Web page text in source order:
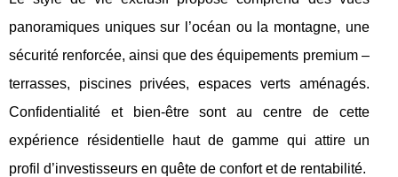
panoramiques uniques sur l’océan ou la montagne, une
sécurité renforcée, ainsi que des équipements premium –
terrasses, piscines privées, espaces verts aménagés.
Confidentialité et bien-être sont au centre de cette
expérience résidentielle haut de gamme qui attire un
profil d’investisseurs en quête de confort et de rentabilité.